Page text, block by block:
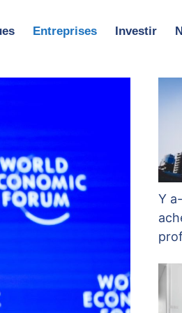
Entreprises Investir
Y